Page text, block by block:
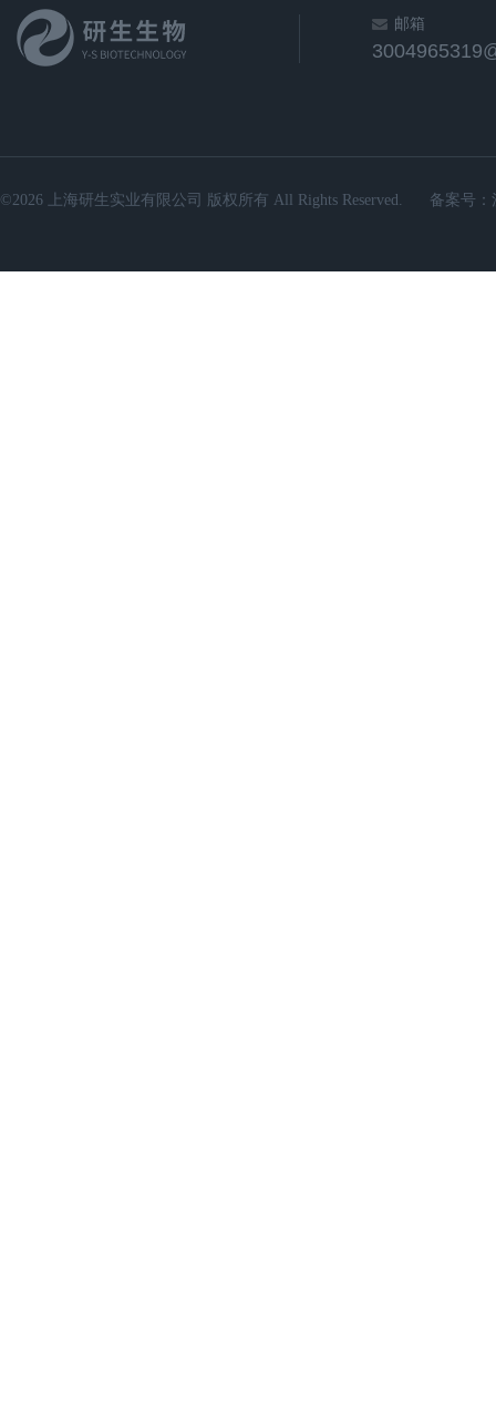
邮箱
©2026 上海研生实业有限公司 版权所有 All Rights Reserved. 备案号：